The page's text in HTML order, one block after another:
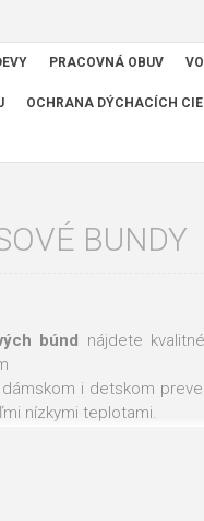
PRACOVNÁ OBUV
OCHRANA DÝCHACÍCH
BUNDY
búnd nájdete
i detskom
nízkymi teplotami.
ponuky sú praktické,